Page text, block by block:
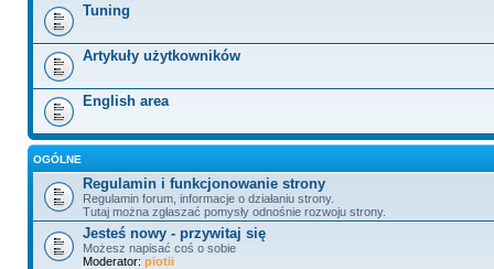
Tuning
Artykuły użytkowników
English area
OGÓLNE
Regulamin i funkcjonowanie strony
Regulamin forum, informacje o działaniu strony.
Tutaj można zgłaszać pomysły odnośnie rozwoju strony.
Jesteś nowy - przywitaj się
Możesz napisać coś o sobie
Moderator: piotii